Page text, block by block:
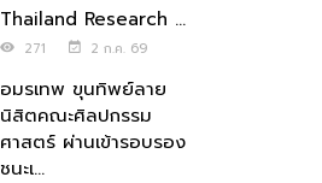
Thailand Research ...
271 2 ก.ค. 69
อมรเทพ ขุนทิพย์ลาย
นิสิตคณะศิลปกรรม
ศาสตร์ ผ่านเข้ารอบรอง
ชนะเ...